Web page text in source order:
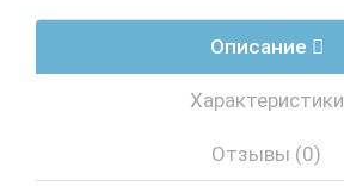
Описание
Характеристики
Отзывы (0)